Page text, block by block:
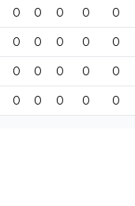
0 0 0 0 0
0 0 0 0 0
0 0 0 0 0
0 0 0 0 0